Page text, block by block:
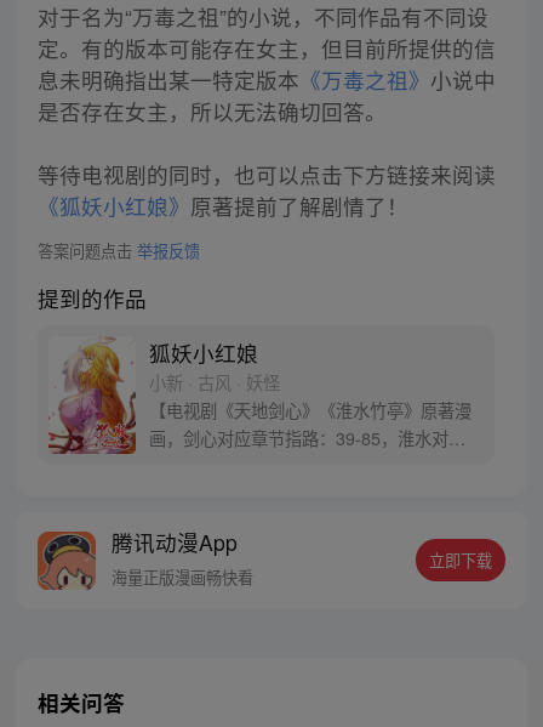
对于名为“万毒之祖”的小说，不同作品有不同设
定。有的版本可能存在女主，但目前所提供的信
息未明确指出某一特定版本 《万毒之祖》 小说中
是否存在女主，所以无法确切回答。
等待电视剧的同时，也可以点击下方链接来阅读
《狐妖小红娘》 原著提前了解剧情了！
答案问题点击 举报反馈
提到的作品
狐妖小红娘
小新 · 古风 · 妖怪
【电视剧《天地剑心》《淮水竹亭》原著漫
画，剑心对应章节指路：39-85，淮水对应
腾讯动漫App
海量正版漫画畅快看
立即下载
相关问答